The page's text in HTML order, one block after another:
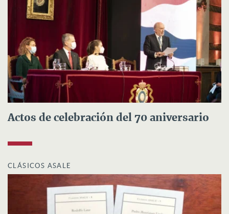
Actos de celebración del 70 aniversario
CLÁSICOS ASALE